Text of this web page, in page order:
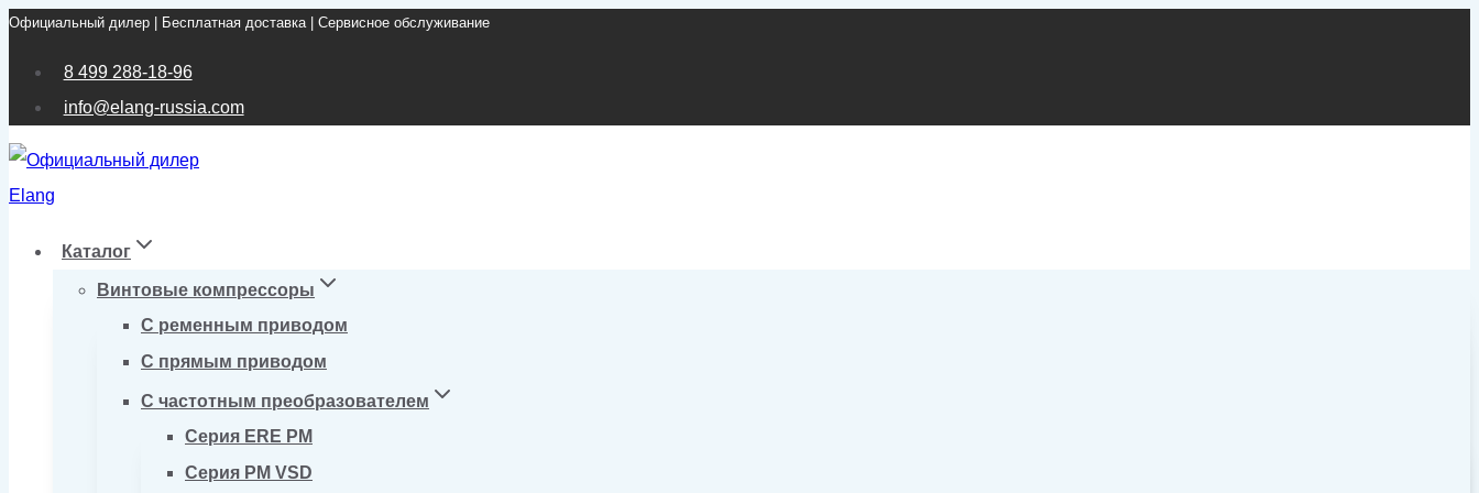
Перейти
Официальный дилер | Бесплатная доставка | Сервисное обслуживание
8 499 288-18-96
info@elang-russia.com
Каталог
Винтовые компрессоры
С ременным приводом
С прямым приводом
С частотным преобразователем
Серия ERE PM
Серия PM VSD